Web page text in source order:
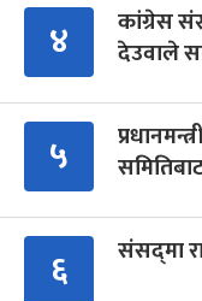
४
कांग्रेस
देउवाले
५
६ संसद्‍मा